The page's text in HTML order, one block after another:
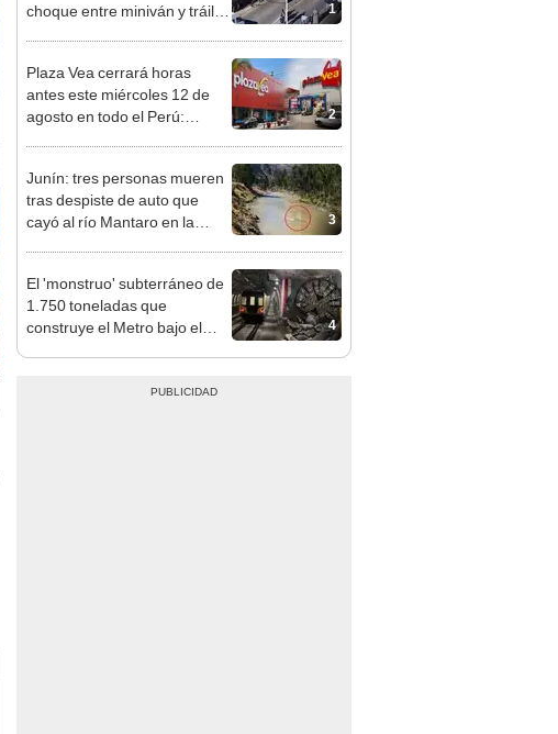
1
choque entre miniván y tráiler
2
Plaza Vea cerrará horas
antes este miércoles 12 de
agosto en todo el Perú:
3
Junín: tres personas mueren
tras despiste de auto que
cayó al río Mantaro en la
4
El 'monstruo' subterráneo de
1.750 toneladas que
construye el Metro bajo el